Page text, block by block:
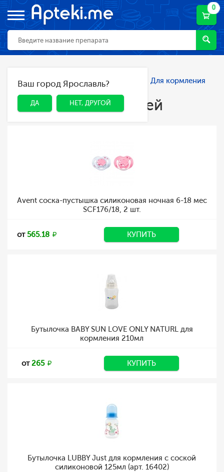
0
ДА НЕТ, ДРУГОЙ
Ваш город Ярославль?
ДА НЕТ, ДРУГОЙ
Главная Каталог Мама и малыш
Для кормления
детей
Для кормления детей
Avent соска-пустышка силиконовая ночная 6-18 мес
SCF176/18, 2 шт.
от565.18 КУПИТЬ
Бутылочка BABY SUN LOVE ONLY NATURL для
кормления 210мл
от265 КУПИТЬ
Бутылочка LUBBY Just для кормления с соской
силиконовой 125мл (арт. 16402)